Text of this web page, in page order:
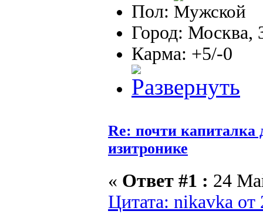
Пол:
Город: Москва,
Карма: +5/-0
Re: почти капиталка
изитронике
« Ответ #1 : 24
Цитата: nikavka